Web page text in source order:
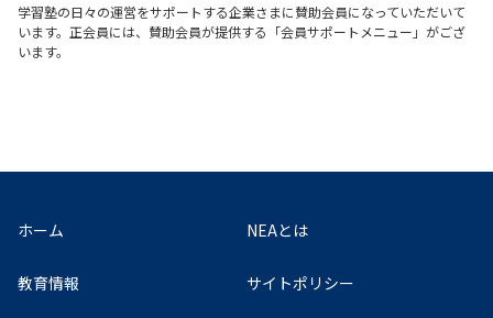
学習塾の日々の運営をサポートする企業さまに賛助会員になっていただいて
います。正会員には、賛助会員が提供する「会員サポートメニュー」がござ
います。
ホーム NEAとは
教育情報 サイトポリシー